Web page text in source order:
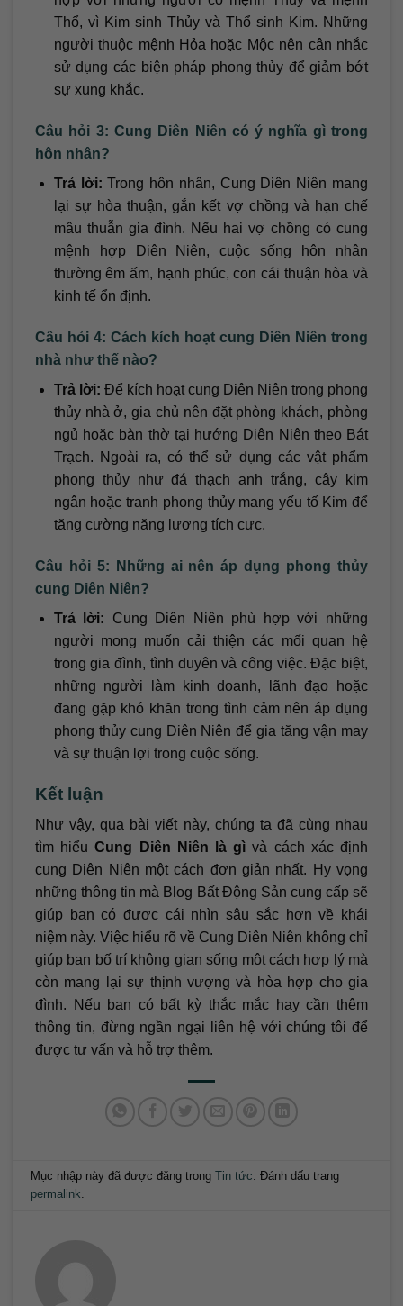
Thổ, vì Kim sinh Thủy và Thổ sinh Kim. Những
người thuộc mệnh Hỏa hoặc Mộc nên cân nhắc
sử dụng các biện pháp phong thủy để giảm bớt
sự xung khắc.
Câu hỏi 3: Cung Diên Niên có ý nghĩa gì trong
hôn nhân?
Trả lời: Trong hôn nhân, Cung Diên Niên mang
lại sự hòa thuận, gắn kết vợ chồng và hạn chế
mâu thuẫn gia đình. Nếu hai vợ chồng có cung
mệnh hợp Diên Niên, cuộc sống hôn nhân
thường êm ấm, hạnh phúc, con cái thuận hòa và
kinh tế ổn định.
Câu hỏi 4: Cách kích hoạt cung Diên Niên trong
nhà như thế nào?
Trả lời: Để kích hoạt cung Diên Niên trong phong
thủy nhà ở, gia chủ nên đặt phòng khách, phòng
ngủ hoặc bàn thờ tại hướng Diên Niên theo Bát
Trạch. Ngoài ra, có thể sử dụng các vật phẩm
phong thủy như đá thạch anh trắng, cây kim
ngân hoặc tranh phong thủy mang yếu tố Kim để
tăng cường năng lượng tích cực.
Câu hỏi 5: Những ai nên áp dụng phong thủy
cung Diên Niên?
Trả lời: Cung Diên Niên phù hợp với những
người mong muốn cải thiện các mối quan hệ
trong gia đình, tình duyên và công việc. Đặc biệt,
những người làm kinh doanh, lãnh đạo hoặc
đang gặp khó khăn trong tình cảm nên áp dụng
phong thủy cung Diên Niên để gia tăng vận may
và sự thuận lợi trong cuộc sống.
Kết luận
Như vậy, qua bài viết này, chúng ta đã cùng nhau
tìm hiểuCung Diên Niên là gì và cách xác định
cung Diên Niên một cách đơn giản nhất. Hy vọng
những thông tin mà Blog Bất Động Sản cung cấp sẽ
giúp bạn có được cái nhìn sâu sắc hơn về khái
niệm này. Việc hiểu rõ về Cung Diên Niên không chỉ
giúp bạn bố trí không gian sống một cách hợp lý mà
còn mang lại sự thịnh vượng và hòa hợp cho gia
đình. Nếu bạn có bất kỳ thắc mắc hay cần thêm
thông tin, đừng ngần ngại liên hệ với chúng tôi để
được tư vấn và hỗ trợ thêm.
Mục nhập này đã được đăng trongTin tức . Đánh dấu trang
permalink